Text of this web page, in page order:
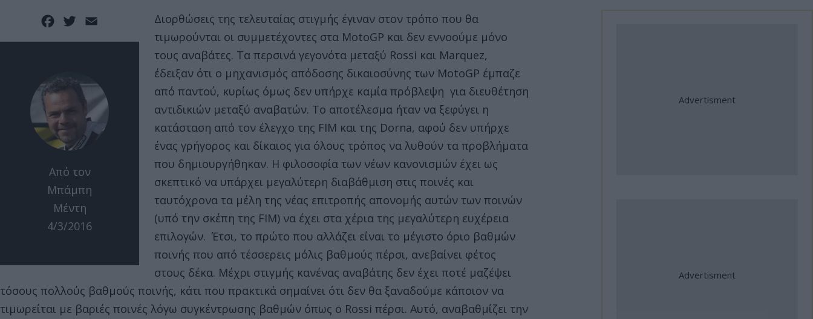
Facebook
Twitter
Από τον
Μπάμπη
Μέντη
4/3/2016
Διορθώσεις της τελευταίας στιγμής έγιναν στον τρόπο που θα
τιμωρούνται οι συμμετέχοντες στα MotoGP και δεν εννοούμε μόνο
τους αναβάτες. Τα περσινά γεγονότα μεταξύ Rossi και Marquez,
έδειξαν ότι ο μηχανισμός απόδοσης δικαιοσύνης των MotoGP έμπαζε
από παντού, κυρίως όμως δεν υπήρχε καμία πρόβλεψη για διευθέτηση
αντιδικιών μεταξύ αναβατών. Το αποτέλεσμα ήταν να ξεφύγει η
κατάσταση από τον έλεγχο της FIM και της Dorna, αφού δεν υπήρχε
ένας γρήγορος και δίκαιος για όλους τρόπος να λυθούν τα προβλήματα
που δημιουργήθηκαν. Η φιλοσοφία των νέων κανονισμών έχει ως
σκεπτικό να υπάρχει μεγαλύτερη διαβάθμιση στις ποινές και
ταυτόχρονα τα μέλη της νέας επιτροπής απονομής αυτών των ποινών
(υπό την σκέπη της FIM) να έχει στα χέρια της μεγαλύτερη ευχέρεια
επιλογών. Έτσι, το πρώτο που αλλάζει είναι το μέγιστο όριο βαθμών
ποινής που από τέσσερεις μόλις βαθμούς πέρσι, ανεβαίνει φέτος
στους δέκα. Μέχρι στιγμής κανένας αναβάτης δεν έχει ποτέ μαζέψει
τόσους πολλούς βαθμούς ποινής, κάτι που πρακτικά σημαίνει ότι δεν θα ξαναδούμε κάποιον να
τιμωρείται με βαριές ποινές λόγω συγκέντρωσης βαθμών όπως ο Rossi πέρσι. Αυτό, αναβαθμίζει την